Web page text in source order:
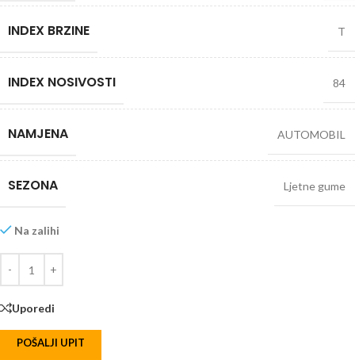
INDEX BRZINE T
INDEX NOSIVOSTI 84
NAMJENA AUTOMOBIL
SEZONA Ljetne gume
Na zalihi
Uporedi
POŠALJI UPIT